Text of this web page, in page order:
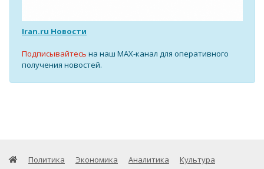
Iran.ru Новости
Подписывайтесь на наш MAX-канал для оперативного
получения новостей.
Политика Экономика Аналитика
Культура